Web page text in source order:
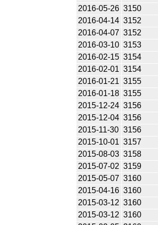
2016-05-26 3150
2016-04-14 3152
2016-04-07 3152
2016-03-10 3153
2016-02-15 3154
2016-02-01 3154
2016-01-21 3155
2016-01-18 3155
2015-12-24 3156
2015-12-04 3156
2015-11-30 3156
2015-10-01 3157
2015-08-03 3158
2015-07-02 3159
2015-05-07 3160
2015-04-16 3160
2015-03-12 3160
2015-03-12 3160